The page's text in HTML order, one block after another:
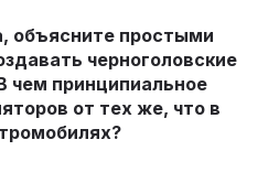
объясните простыми
черноголовские
чем принципиальное
от тех же, что в